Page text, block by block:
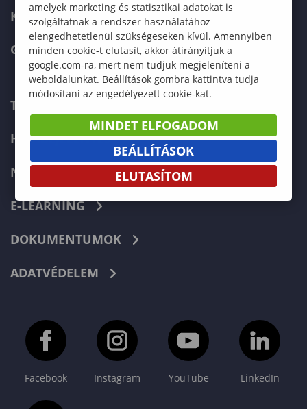
KARRIER
GREEN UNIVERSITY
TELEFONKÖNYV
HIBABEJELENTÉS
NEPTUN
E-LEARNING
DOKUMENTUMOK
ADATVÉDELEM
Facebook Instagram YouTube LinkedIn
amelyek marketing és statisztikai adatokat is
szolgáltatnak a rendszer használatához
elengedhetetlenül szükségeseken kívül. Amennyiben
minden cookie-t elutasít, akkor átirányítjuk a
google.com-ra, mert nem tudjuk megjeleníteni a
weboldalunkat. Beállítások gombra kattintva tudja
módosítani az engedélyezett cookie-kat.
MINDET ELFOGADOM
BEÁLLÍTÁSOK
ELUTASÍTOM